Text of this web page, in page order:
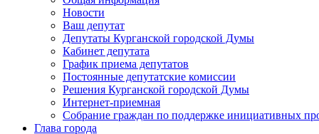
Новости
Ваш депутат
Депутаты Курганской городской Думы
Кабинет депутата
График приема депутатов
Постоянные депутатские комиссии
Решения Курганской городской Думы
Интернет-приемная
Собрание граждан по поддержке инициативных
Глава города